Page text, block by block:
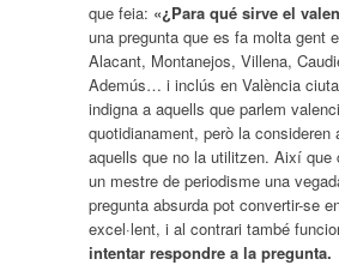
que feia: «¿Para qué sirve el
una pregunta que es fa molta gent
Alacant, Montanejos, Villena,
Ademús… i inclús en València
indigna a aquells que parlem
quotidianament, però la consideren
aquells que no la utilitzen. Així que
un mestre de periodisme una
pregunta absurda pot convertir-se
excel·lent, i al contrari també
intentar respondre a la pregunta.